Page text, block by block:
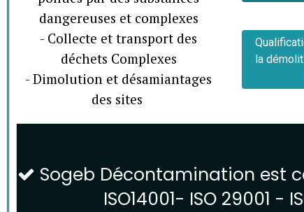
dangereuses et complexes
- Collecte et transport des
déchets Complexes
- Dimolution et désamiantages
des sites
la
 Sogeb Décontamination est
ISO14001- ISO 29001 -